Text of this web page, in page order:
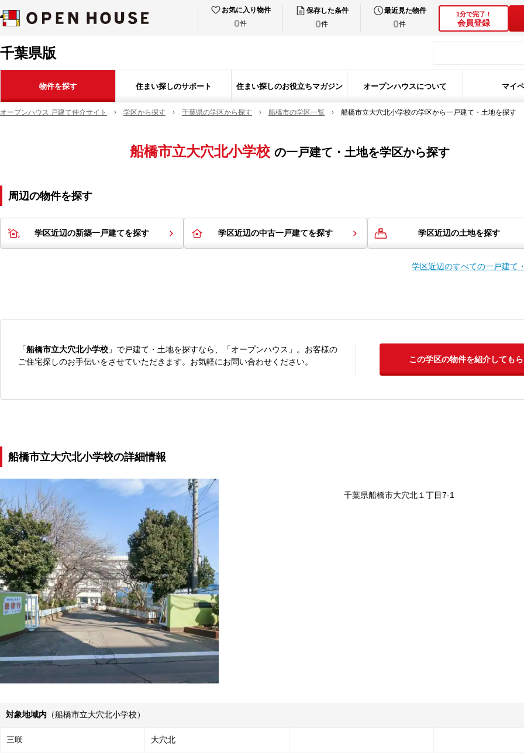
お気に入り物件
0件
保存した条件
0件
最近見た物件
0件
1分で完了！
会員登録
千葉県版
物件を探す 住まい探しのサポート 住まい探しのお役立ちマガジン オープンハウスについて マイ
オープンハウス 戸建て仲介サイト 学区から探す 千葉県の学区から探す 船橋市の学区一覧 船橋市立大穴北小学校の学区から一戸建て・土地を探す
船橋市立大穴北小学校 の一戸建て・土地を学区から探す
周辺の物件を探す
学区近辺の新築一戸建てを探す 学区近辺の中古一戸建てを探す 学区近辺の土地を探す
学区近辺のすべての一戸建て
「船橋市立大穴北小学校 」で戸建て・土地を探すなら、「オープンハウス」。お客様の
ご住宅探しのお手伝いをさせていただきます。お気軽にお問い合わせください。
この学区の物件を紹介してもら
船橋市立大穴北小学校の詳細情報
千葉県船橋市大穴北１丁目7-1
対象地域内 （船橋市立大穴北小学校）
三咲 大穴北